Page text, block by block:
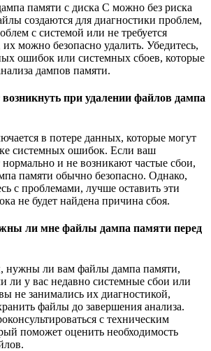
памяти с диска C можно без риска
создаются для диагностики проблем,
с системой или не требуется
можно безопасно удалить. Убедитесь,
ошибок или системных сбоев, которые
дампов памяти.
при удалении файлов дампа
в потере данных, которые могут
системных ошибок. Если ваш
нормально и не возникают частые сбои,
памяти обычно безопасно. Однако,
с проблемами, лучше оставить эти
не будет найдена причина сбоя.
ли мне файлы дампа памяти перед
нужны ли вам файлы дампа памяти,
ли у вас недавно системные сбои или
не занимались их диагностикой,
файлы до завершения анализа.
с техническим
поможет оценить необходимость